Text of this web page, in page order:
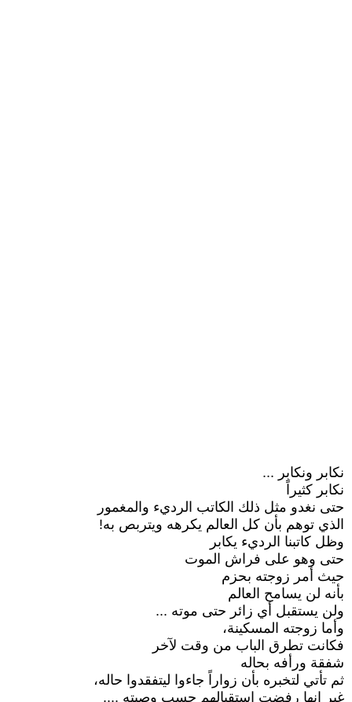
نكابر ونكابر ...
نكابر كثيراً
حتى نغدو مثل ذلك الكاتب الرديء والمغمور
الذي توهم بأن كل العالم يكرهه ويتربص به!
وظل كاتبنا الرديء يكابر
حتى وهو على فراش الموت
حيث أمر زوجته بحزم
بأنه لن يسامح العالم
ولن يستقبل أي زائر حتى موته ...
وأما زوجته المسكينة،
فكانت تطرق الباب من وقت لآخر
شفقة ورأفه بحاله
ثم تأتي لتخبره بأن زواراً جاءوا ليتفقدوا حاله،
غير انها رفضت استقبالهم حسب وصيته ....